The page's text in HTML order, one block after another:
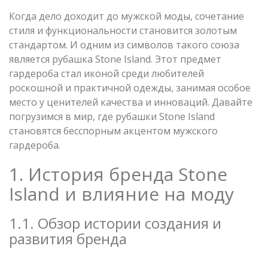
Когда дело доходит до мужской моды, сочетание
стиля и функциональности становится золотым
стандартом. И одним из символов такого союза
является рубашка Stone Island. Этот предмет
гардероба стал иконой среди любителей
роскошной и практичной одежды, занимая особое
место у ценителей качества и инноваций. Давайте
погрузимся в мир, где рубашки Stone Island
становятся бесспорным акцентом мужского
гардероба.
1. История бренда Stone
Island и влияние на моду
1.1. Обзор истории создания и
развития бренда